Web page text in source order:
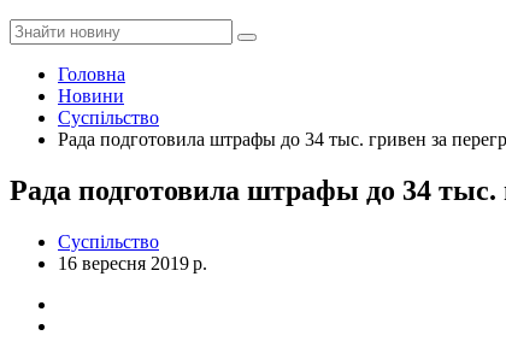
Головна
Новини
Суспільство
Рада подготовила штрафы до 34 тыс. гривен за
Рада подготовила штрафы до 34 тыс.
Суспільство
16 вересня 2019 р.